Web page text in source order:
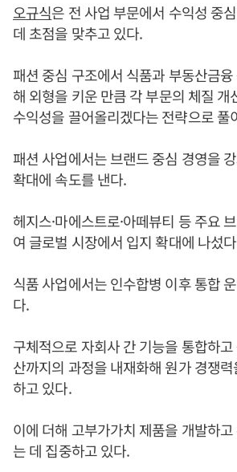
오규식은 전 사업 부문에서 수익성 중
데 초점을 맞추고 있다.
패션 중심 구조에서 식품과 부동산금
해 외형을 키운 만큼 각 부문의 체질 개
수익성을 끌어올리겠다는 전략으로 풀
패션 사업에서는 브랜드 중심 경영을
확대에 속도를 낸다.
헤지스·마에스트로·아떼뷰티 등 주요
여 글로벌 시장에서 입지 확대에 나섰
식품 사업에서는 인수합병 이후 통합
다.
구체적으로 자회사 간 기능을 통합하
산까지의 과정을 내재화해 원가 경쟁
하고 있다.
이에 더해 고부가가치 제품을 개발하
는 데 집중하고 있다.